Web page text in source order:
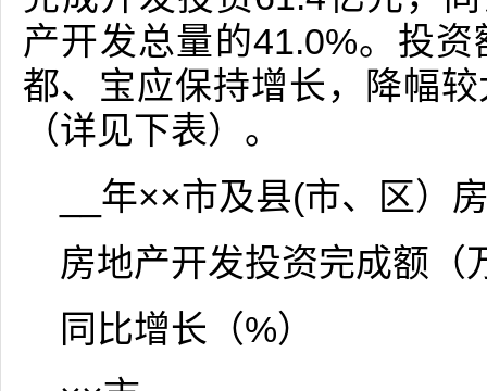
产开发总量的41.0%。投
都、宝应保持增长，降幅
（详见下表）。
__年××市及县(市、区）
房地产开发投资完成额（
同比增长（%）